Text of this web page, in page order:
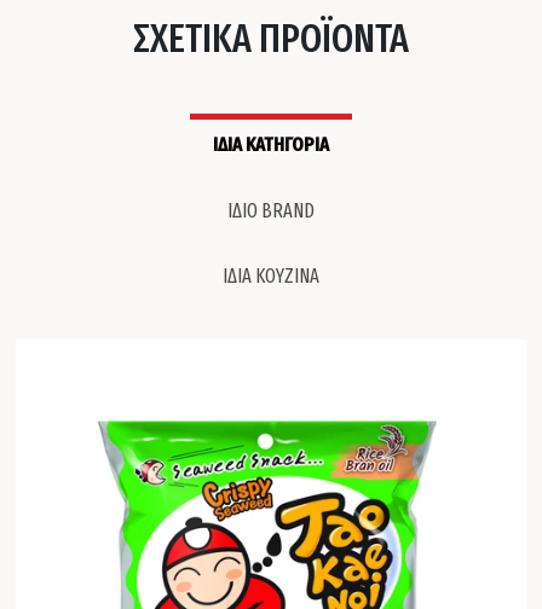
ΣΧΕΤΙΚΑ ΠΡΟΪΟΝΤΑ
ΙΔΙΑ ΚΑΤΗΓΟΡΙΑ
ΙΔΙΟ BRAND
ΙΔΙΑ ΚΟΥΖΙΝΑ